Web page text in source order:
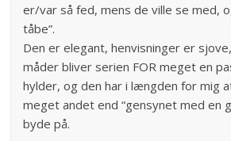
er/var så fed, mens de ville se med,
tåbe”.
Den er elegant, henvisninger er
måder bliver serien FOR meget en
hylder, og den har i længden for mig
meget andet end “gensynet med en
byde på.